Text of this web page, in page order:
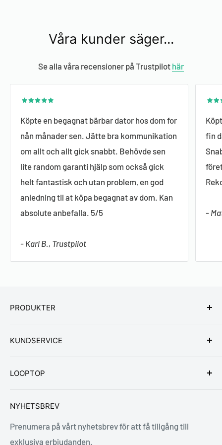
genom att minska den klimatpåverkan som uppstår
Våra kunder säger...
Se alla våra recensioner på Trustpilot här
Köpte en begagnat bärbar dator hos dom for
nån månader sen. Jätte bra kommunikation
om allt och allt gick snabbt. Behövde sen
lite random garanti hjälp som också gick
helt fantastisk och utan problem, en god
anledning til at köpa begagnat av dom. Kan
absolute anbefalla. 5/5
- Karl B., Trustpilot
fin
-
PRODUKTER
Stationära datorer
KUNDSERVICE
Vanliga frågor
Retur & byte
Cookies & integritetspolicy
Garanti & service
LOOPTOP
Vilka är vi?
Skick & klassificering
NYHETSBREV
Prenumera på vårt nyhetsbrev för att få tillgång till
exklusiva erbjudanden.